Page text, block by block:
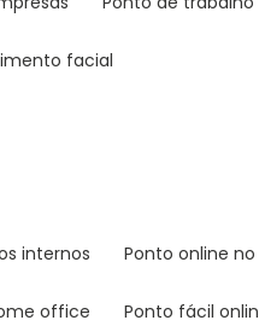
facial
internos ponto online
office ponto fácil